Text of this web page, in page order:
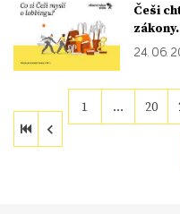
Češi
24. 06.
1 … 20